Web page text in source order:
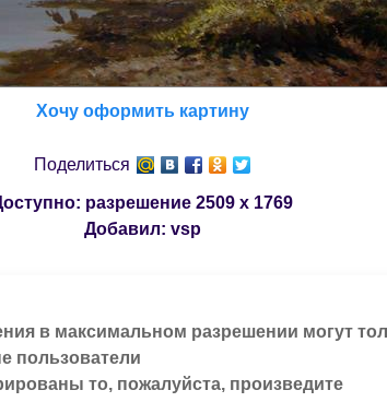
Хочу оформить картину
Поделиться
разрешение 2509 x 1769
Добавил: vsp
в максимальном разрешении могут
пользователи
то, пожалуйста, произведите